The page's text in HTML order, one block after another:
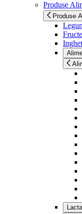
Produse
Produse